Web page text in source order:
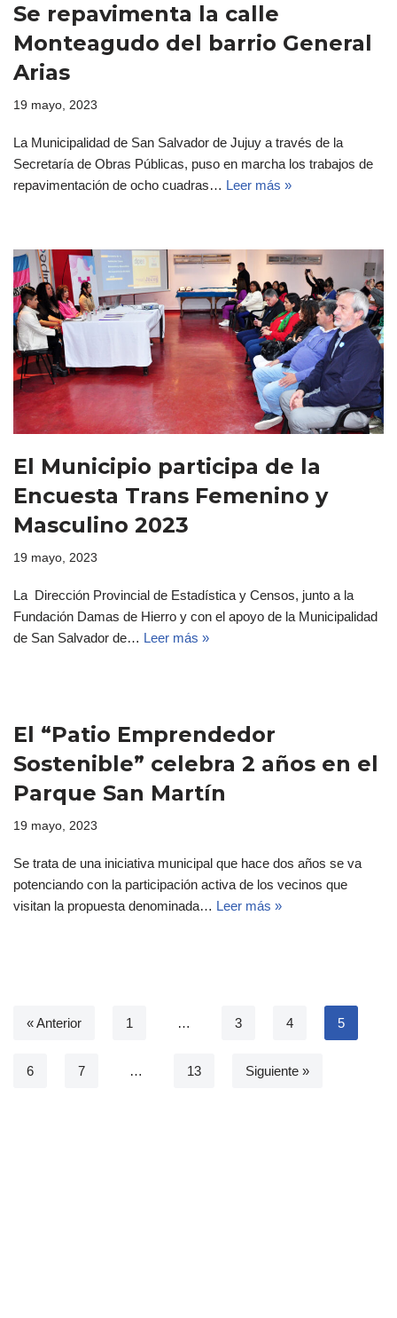
Se repavimenta la calle
Monteagudo del barrio General
Arias
19 mayo, 2023
La Municipalidad de San Salvador de Jujuy a través de la
Secretaría de Obras Públicas, puso en marcha los trabajos de
repavimentación de ocho cuadras… Leer más »
El Municipio participa de la
Encuesta Trans Femenino y
Masculino 2023
19 mayo, 2023
La Dirección Provincial de Estadística y Censos, junto a la
Fundación Damas de Hierro y con el apoyo de la Municipalidad
de San Salvador de… Leer más »
El “Patio Emprendedor
Sostenible” celebra 2 años en el
Parque San Martín
19 mayo, 2023
Se trata de una iniciativa municipal que hace dos años se va
potenciando con la participación activa de los vecinos que
visitan la propuesta denominada… Leer más »
« Anterior 1 … 3 4 5
6 7 … 13 Siguiente »